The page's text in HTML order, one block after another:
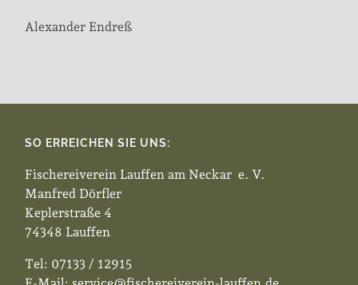
Alexander Endreß
SO ERREICHEN SIE UNS:
Fischereiverein Lauffen am Neckar e. V.
Manfred Dörfler
Keplerstraße 4
74348 Lauffen
Tel: 07133 / 12915